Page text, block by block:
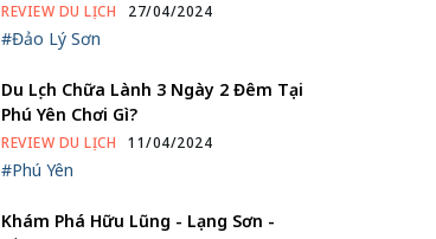
REVIEW DU LỊCH 27/04/2024
#Đảo Lý Sơn
Du Lịch Chữa Lành 3 Ngày 2 Đêm Tại
Phú Yên Chơi Gì?
REVIEW DU LỊCH 11/04/2024
#Phú Yên
Khám Phá Hữu Lũng - Lạng Sơn -